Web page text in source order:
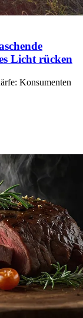
Licht rücken
Konsumenten